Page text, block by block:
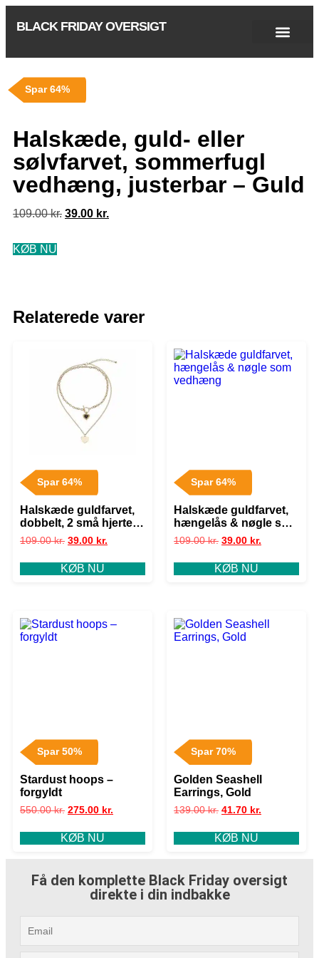
BLACK FRIDAY OVERSIGT
Spar 64%
Halskæde, guld- eller
sølvfarvet, sommerfugl
vedhæng, justerbar – Guld
109.00kr. 39.00 kr.
KØB NU
Relaterede varer
Spar 64%
Halskæde guldfarvet,
dobbelt, 2 små hjerter
som vedhæng
109.00kr. 39.00 kr.
KØB NU
Spar 64%
Halskæde guldfarvet,
hængelås & nøgle som
vedhæng
109.00kr. 39.00 kr.
KØB NU
Spar 50%
Stardust hoops –
forgyldt
550.00kr. 275.00 kr.
KØB NU
Spar 70%
Golden Seashell
Earrings, Gold
139.00kr. 41.70 kr.
KØB NU
Få den komplette Black Friday oversigt
direkte i din indbakke